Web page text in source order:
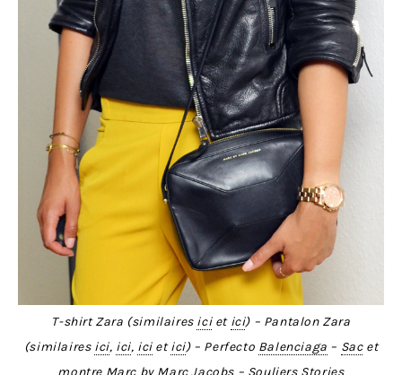
T-shirt Zara (similaires iciet ici) – Pantalon Zara
(similaires ici, ici, icietici) – Perfecto Balenciaga – Sacet